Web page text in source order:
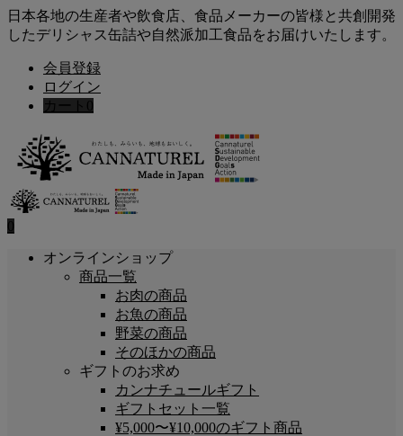
日本各地の生産者や飲食店、食品メーカーの皆様と共創開発
したデリシャス缶詰や自然派加工食品をお届けいたします。
会員登録
ログイン
カート 0
0
オンラインショップ
商品一覧
お肉の商品
お魚の商品
野菜の商品
そのほかの商品
ギフトのお求め
カンナチュールギフト
ギフトセット一覧
¥5,000〜¥10,000のギフト商品